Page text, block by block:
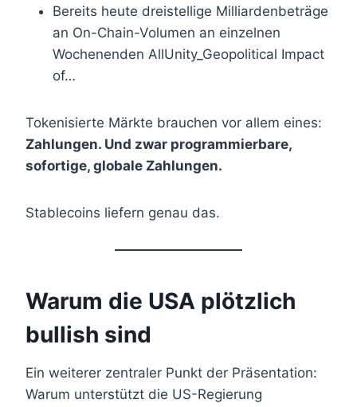
Bereits heute dreistellige Milliardenbeträge
an On-Chain-Volumen an einzelnen
Wochenenden AllUnity_Geopolitical Impact
of…
Tokenisierte Märkte brauchen vor allem eines:
Zahlungen. Und zwar programmierbare,
sofortige, globale Zahlungen.
Stablecoins liefern genau das.
Warum die USA plötzlich
bullish sind
Ein weiterer zentraler Punkt der Präsentation:
Warum unterstützt die US-Regierung